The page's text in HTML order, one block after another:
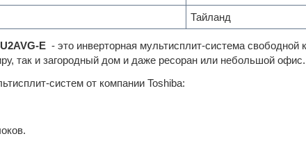
Тайланд
E - это инверторная мультисплит-система свободной
так и загородный дом и даже ресоран или небольшой офис.
систем от компании Toshiba: